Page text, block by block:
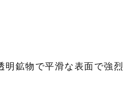
明鉱物で平滑な表面で強烈